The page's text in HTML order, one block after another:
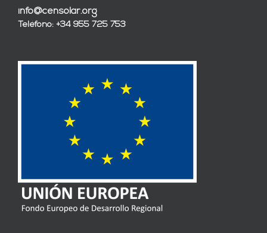
info@censolar.org
Teléfono: +34 955 725 753